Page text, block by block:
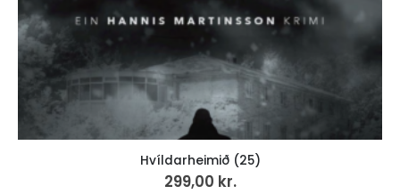
Hvíldarheimið (25)
299,00 kr.